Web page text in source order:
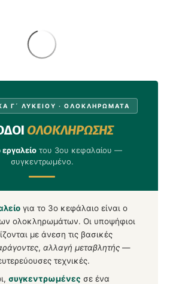
Γ΄ ΛΥΚΕΙΟΥ · ΟΛΟΚΛΗΡΩΜΑΤΑ
ΟΛΟΚΛΗΡΩΣΗΣ
του 3ου κεφαλαίου —
συγκεντρωμένο.
για το 3ο κεφάλαιο είναι ο
ολοκληρωμάτων. Οι υποψήφιοι
με άνεση τις βασικές
, αλλαγή μεταβλητής —
τεχνικές.
συγκεντρωμένες σε ένα